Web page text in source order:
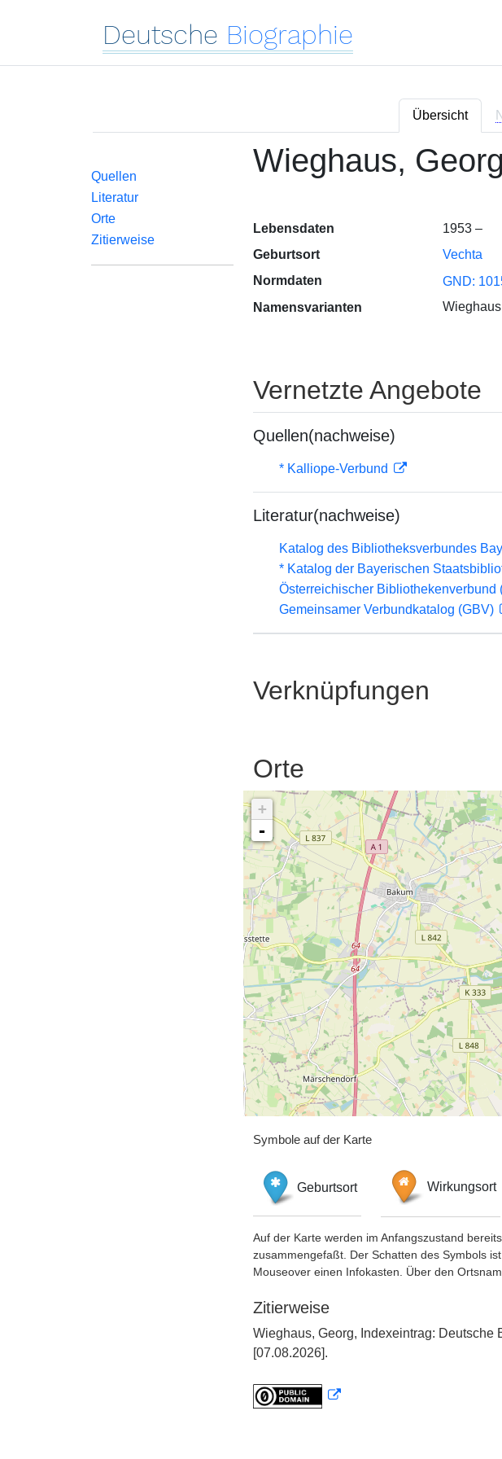
Deutsche Biographie
Übersicht
Quellen
Literatur
Orte
Zitierweise
Wieghaus, Georg
Lebensdaten
1953 –
Geburtsort
Vechta
Normdaten
GND:
Namensvarianten
Vernetzte Angebote
Quellen(nachweise)
* Kalliope-Verbund
Literatur(nachweise)
Katalog des Bibliotheksverbundes
* Katalog der Bayerischen
Österreichischer Bibliothekenverbund
Gemeinsamer Verbundkatalog (GBV)
Verknüpfungen
Orte
+
-
Symbole auf der Karte
Geburtsort Wirkungsort
Auf der Karte werden im Anfangszustand
zusammengefaßt. Der Schatten des Symbols
Mouseover einen Infokasten. Über den
Zitierweise
Wieghaus, Georg, Indexeintrag:
[07.08.2026].